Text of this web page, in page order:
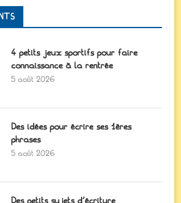
4 petits jeux sportifs pour faire
connaissance à la rentrée
5 août 2026
Des idées pour écrire ses 1ères
phrases
5 août 2026